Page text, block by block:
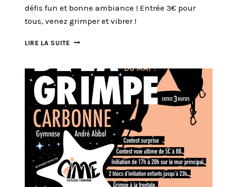
défis fun et bonne ambiance ! Entrée 3€ pour
tous, venez grimper et vibrer !
LIRE LA SUITE NUIT
GRIMPE
CARBONNE
2025
ESCALADE
&
MUSIQUE
LE
MAI
!